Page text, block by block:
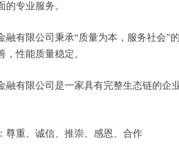
的专业服务。
融有限公司秉承“质量为本，服务社会
，性能质量稳定。
融有限公司是一家具有完整生态链的
尊重、诚信、推崇、感恩、合作